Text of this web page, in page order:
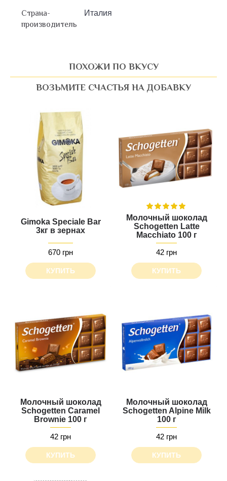
Страна-
производитель
Италия
ПОХОЖИ ПО ВКУСУ
ВОЗЬМИТЕ СЧАСТЬЯ НА ДОБАВКУ
Gimoka Speciale Bar
3кг в зернах
670 грн
КУПИТЬ
Молочный шоколад
Schogetten Latte
Macchiato 100 г
42 грн
КУПИТЬ
Молочный шоколад
Schogetten Caramel
Brownie 100 г
42 грн
КУПИТЬ
Молочный шоколад
Schogetten Alpine Milk
100 г
42 грн
КУПИТЬ